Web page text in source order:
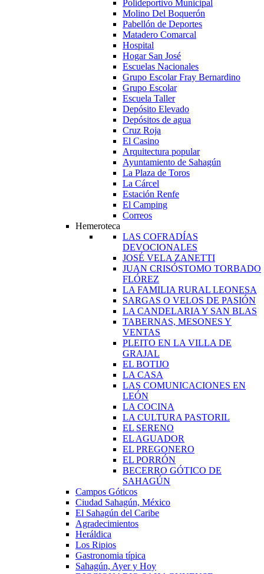
Polideportivo Municipal
Molino Del Boquerón
Pabellón de Deportes
Matadero Comarcal
Hospital
Hogar San José
Escuelas Nacionales
Grupo Escolar Fray Bernardino
Grupo Escolar
Escuela Taller
Depósito Elevado
Depósitos de agua
Cruz Roja
El Casino
Arquitectura popular
Ayuntamiento de Sahagún
La Plaza de Toros
La Cárcel
Estación Renfe
El Camping
Correos
Hemeroteca
LAS COFRADÍAS
DEVOCIONALES
JOSÉ VELA ZANETTI
JUAN CRISÓSTOMO TORBADO
FLÓREZ
LA FAMILIA RURAL LEONESA
SARGAS O VELOS DE PASIÓN
LA CANDELARIA Y SAN BLAS
TABERNAS, MESONES Y
VENTAS
PLEITO EN LA VILLA DE
GRAJAL
EL BOTIJO
LA CASA
LAS COMUNICACIONES EN
LEÓN
LA COCINA
LA CULTURA PASTORIL
EL SERENO
EL AGUADOR
EL PREGONERO
EL PORRÓN
BECERRO GÓTICO DE
SAHAGÚN
Campos Góticos
Ciudad Sahagún, México
El Sahagún del Caribe
Agradecimientos
Heráldica
Los Ripios
Gastronomia típica
Sahagún, Ayer y Hoy